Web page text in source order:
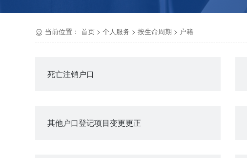
当前位置： 首页 > 个人服务 > 按生命周期 > 户籍
死亡注销户口
其他户口登记项目变更更正